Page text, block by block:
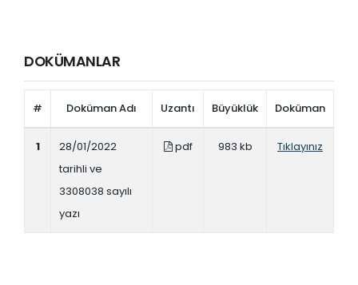
DOKÜMANLAR
# Doküman Adı Uzantı Büyüklük Doküman
1
28/01/2022
tarihli ve
3308038 sayılı
yazı
pdf 983 kb Tıklayınız